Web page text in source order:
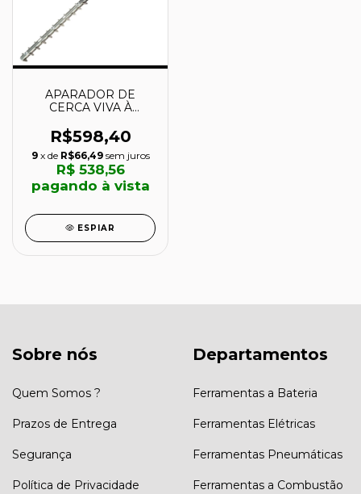
APARADOR DE
CERCA VIVA À
UH353DZ - MAKITA
R$598,40
9 x de R$66,49 sem juros
R$ 538,56
pagando à vista
ESPIAR
Sobre nós
Quem Somos ?
Prazos de Entrega
Segurança
Política de Privacidade
Departamentos
Ferramentas a Bateria
Ferramentas Elétricas
Ferramentas Pneumáticas
Ferramentas a Combustão